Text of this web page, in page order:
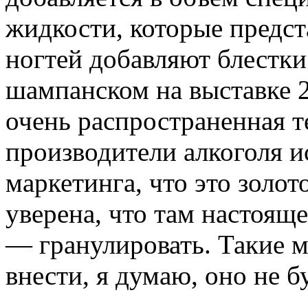
жидкости, которые
ногтей добавляют
шампанском на выставке
очень распространенная
производители алкоголя
маркетинга, что это
уверена, что там
— гранулировать. Такие
внести, я думаю, оно не